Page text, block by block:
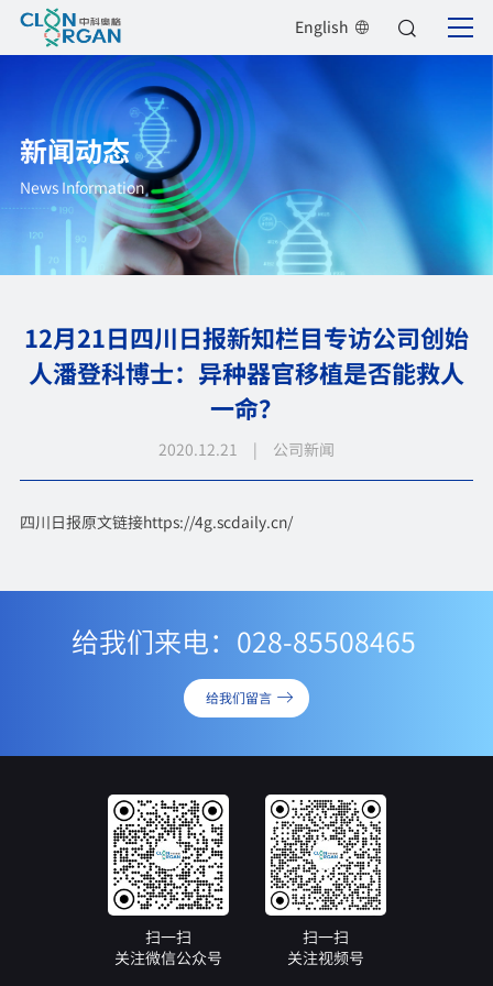
English
新闻动态
News Information
12月21日四川日报新知栏目专访公司创始
人潘登科博士：异种器官移植是否能救人
一命？
2020.12.21 | 公司新闻
四川日报原文链接https://4g.scdaily.cn/
给我们来电：028-85508465
给我们留言
扫一扫
关注微信公众号
扫一扫
关注视频号